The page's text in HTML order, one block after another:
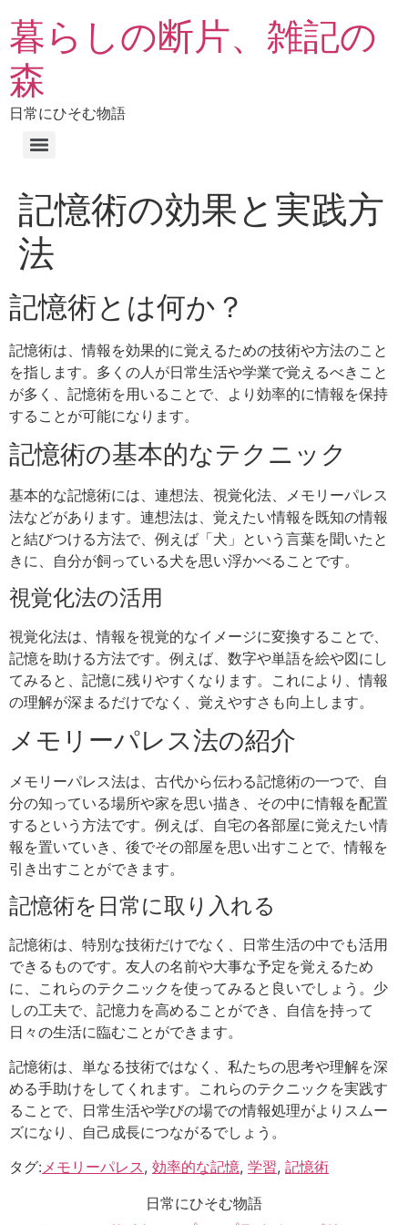
暮らしの断片、雑記の
森
日常にひそむ物語
記憶術の効果と実践方
法
記憶術とは何か？
記憶術は、情報を効果的に覚えるための技術や方法のこと
を指します。多くの人が日常生活や学業で覚えるべきこと
が多く、記憶術を用いることで、より効率的に情報を保持
することが可能になります。
記憶術の基本的なテクニック
基本的な記憶術には、連想法、視覚化法、メモリーパレス
法などがあります。連想法は、覚えたい情報を既知の情報
と結びつける方法で、例えば「犬」という言葉を聞いたと
きに、自分が飼っている犬を思い浮かべることです。
視覚化法の活用
視覚化法は、情報を視覚的なイメージに変換することで、
記憶を助ける方法です。例えば、数字や単語を絵や図にし
てみると、記憶に残りやすくなります。これにより、情報
の理解が深まるだけでなく、覚えやすさも向上します。
メモリーパレス法の紹介
メモリーパレス法は、古代から伝わる記憶術の一つで、自
分の知っている場所や家を思い描き、その中に情報を配置
するという方法です。例えば、自宅の各部屋に覚えたい情
報を置いていき、後でその部屋を思い出すことで、情報を
引き出すことができます。
記憶術を日常に取り入れる
記憶術は、特別な技術だけでなく、日常生活の中でも活用
できるものです。友人の名前や大事な予定を覚えるため
に、これらのテクニックを使ってみると良いでしょう。少
しの工夫で、記憶力を高めることができ、自信を持って
日々の生活に臨むことができます。
記憶術は、単なる技術ではなく、私たちの思考や理解を深
める手助けをしてくれます。これらのテクニックを実践す
ることで、日常生活や学びの場での情報処理がよりスムー
ズになり、自己成長につながるでしょう。
タグ:メモリーパレス, 効率的な記憶, 学習, 記憶術
日常にひそむ物語